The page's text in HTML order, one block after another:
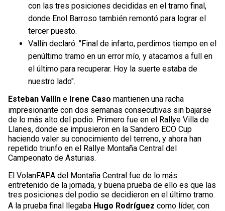
con las tres posiciones decididas en el tramo final,
donde Enol Barroso también remontó para lograr el
tercer puesto.
Vallín declaró: "Final de infarto, perdimos tiempo en el
penúltimo tramo en un error mío, y atacamos a full en
el último para recuperar. Hoy la suerte estaba de
nuestro lado".
Esteban Vallín e Irene Caso mantienen una racha
impresionante con dos semanas consecutivas sin bajarse
de lo más alto del podio. Primero fue en el Rallye Villa de
Llanes, donde se impusieron en la Sandero ECO Cup
haciendo valer su conocimiento del terreno, y ahora han
repetido triunfo en el Rallye Montaña Central del
Campeonato de Asturias.
El VolanFAPA del Montaña Central fue de lo más
entretenido de la jornada, y buena prueba de ello es que las
tres posiciones del podio se decidieron en el último tramo.
A la prueba final llegaba Hugo Rodríguez como líder, con